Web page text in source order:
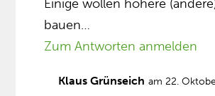
Einige wollen höhere
bauen…
Zum Antworten anmelden
Klaus Grünseich am 22.